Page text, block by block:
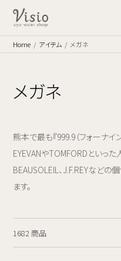
Home アイテム メガネ
メガネ
熊本で最も『999.9（フォーナイ
EYEVANやTOMFORDといった
BEAUSOLEIL、J.F.REYなどの
ます。
1682 商品